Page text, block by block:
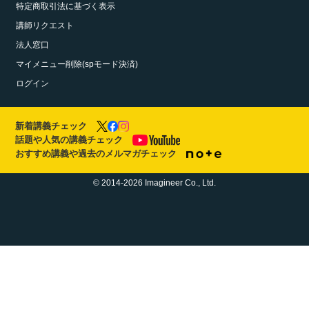
特定商取引法に基づく表示
講師リクエスト
法人窓口
マイメニュー削除(spモード決済)
ログイン
新着講義チェック
話題や人気の講義チェック
おすすめ講義や過去のメルマガチェック
© 2014-2026 Imagineer Co., Ltd.